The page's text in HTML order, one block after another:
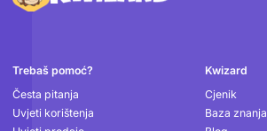
Podnožje
Trebaš pomoć?
Česta pitanja
Uvjeti korištenja
Kwizard
Cjenik
Baza znanja